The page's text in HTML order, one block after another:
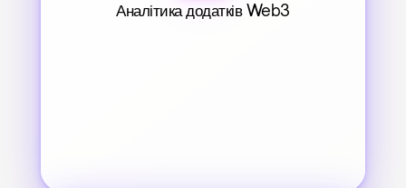
Аналітика додатків Web3